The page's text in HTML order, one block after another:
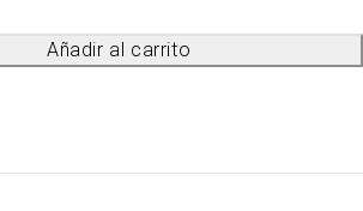
Añadir al carrito